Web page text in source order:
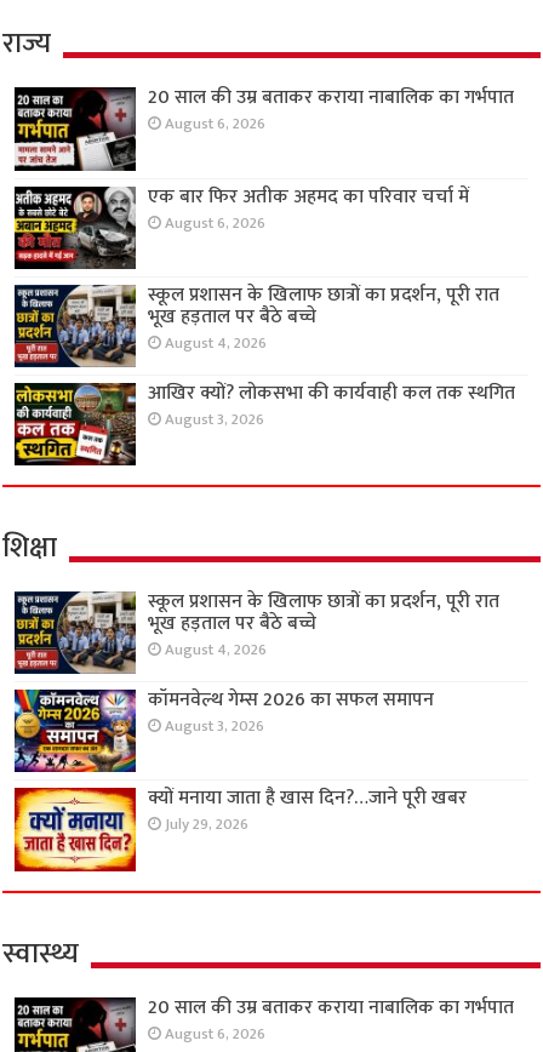
राज्य
20 साल की उम्र बताकर कराया नाबालिक का गर्भपात
August 6, 2026
एक बार फिर अतीक अहमद का परिवार चर्चा में
August 6, 2026
स्कूल प्रशासन के खिलाफ छात्रों का प्रदर्शन, पूरी रात
भूख हड़ताल पर बैठे बच्चे
August 4, 2026
आखिर क्यों? लोकसभा की कार्यवाही कल तक स्थगित
August 3, 2026
शिक्षा
स्कूल प्रशासन के खिलाफ छात्रों का प्रदर्शन, पूरी रात
भूख हड़ताल पर बैठे बच्चे
August 4, 2026
कॉमनवेल्थ गेम्स 2026 का सफल समापन
August 3, 2026
क्यों मनाया जाता है खास दिन?…जाने पूरी खबर
July 29, 2026
स्वास्थ्य
20 साल की उम्र बताकर कराया नाबालिक का गर्भपात
August 6, 2026